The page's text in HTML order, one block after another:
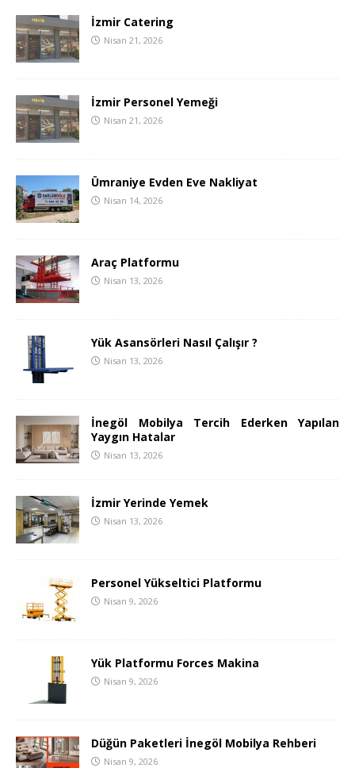
İzmir Catering
Nisan 21, 2026
İzmir Personel Yemeği
Nisan 21, 2026
Ümraniye Evden Eve Nakliyat
Nisan 14, 2026
Araç Platformu
Nisan 13, 2026
Yük Asansörleri Nasıl Çalışır ?
Nisan 13, 2026
İnegöl Mobilya Tercih Ederken Yapılan
Yaygın Hatalar
Nisan 13, 2026
İzmir Yerinde Yemek
Nisan 13, 2026
Personel Yükseltici Platformu
Nisan 9, 2026
Yük Platformu Forces Makina
Nisan 9, 2026
Düğün Paketleri İnegöl Mobilya Rehberi
Nisan 9, 2026